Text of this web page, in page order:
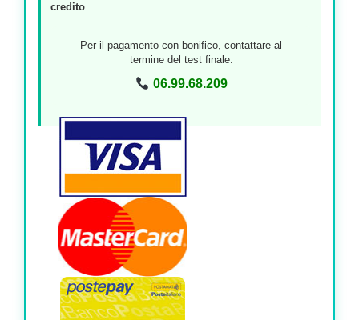
credito.
Per il pagamento con bonifico, contattare al
termine del test finale:
06.99.68.209